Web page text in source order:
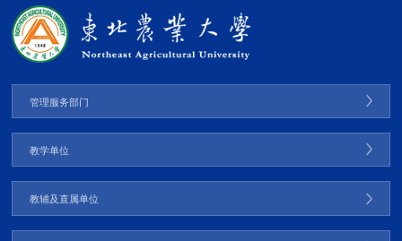
管理服务部门
教学单位
教辅及直属单位